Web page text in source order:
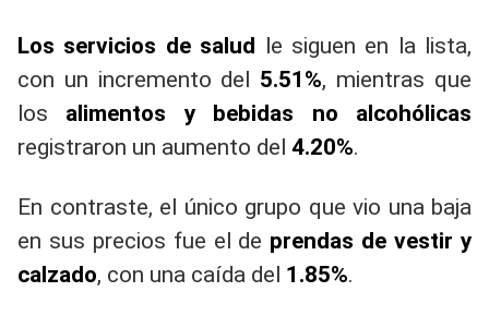
Los servicios de salud le siguen en la lista,
con un incremento del 5.51%, mientras que
los alimentos y bebidas no alcohólicas
registraron un aumento del 4.20%.
En contraste, el único grupo que vio una baja
en sus precios fue el de prendas de vestir y
calzado, con una caída del 1.85%.